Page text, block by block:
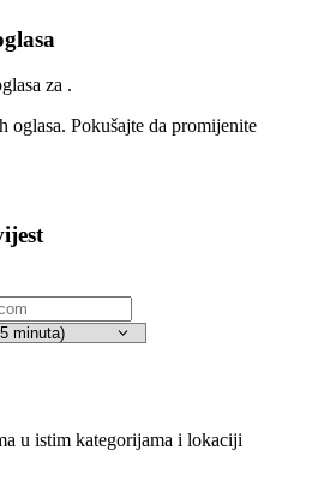
za .
oglasa. Pokušajte da promijenite
u istim kategorijama i lokaciji